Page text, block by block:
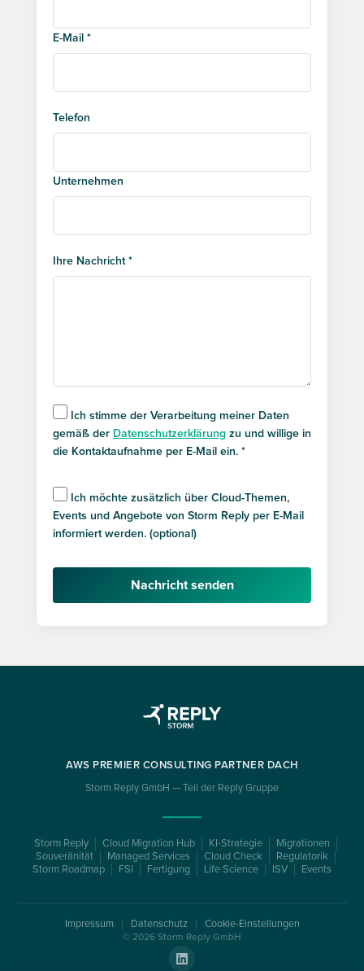
E-Mail *
Telefon
Unternehmen
Ihre Nachricht *
Ich stimme der Verarbeitung meiner Daten
gemäß der Datenschutzerklärung zu und willige in
die Kontaktaufnahme per E-Mail ein. *
Ich möchte zusätzlich über Cloud-Themen,
Events und Angebote von Storm Reply per E-Mail
informiert werden. (optional)
Nachricht senden
AWS PREMIER CONSULTING PARTNER DACH
Storm Reply GmbH — Teil der Reply Gruppe
Storm Reply Cloud Migration Hub KI-Strategie
Migrationen
Souveränität
Managed Services Cloud Check
Regulatorik
Storm Roadmap
FSI Fertigung Life Science ISV Events
Impressum Datenschutz Cookie-Einstellungen
© 2026 Storm Reply GmbH